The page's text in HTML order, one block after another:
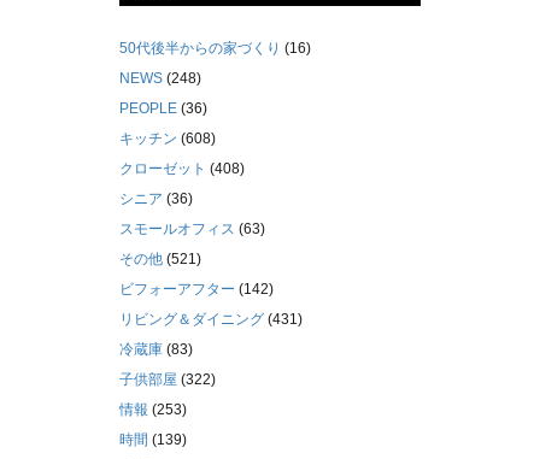
50代後半からの家づくり (16)
NEWS (248)
PEOPLE (36)
キッチン (608)
クローゼット (408)
シニア (36)
スモールオフィス (63)
その他 (521)
ビフォーアフター (142)
リビング＆ダイニング (431)
冷蔵庫 (83)
子供部屋 (322)
情報 (253)
時間 (139)